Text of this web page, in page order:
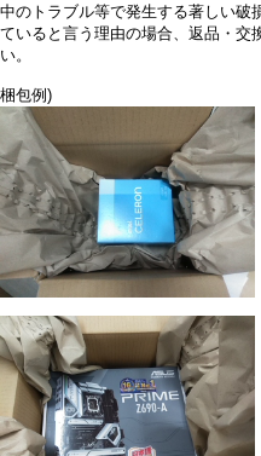
中のトラブル等で発生する著しい破
ていると言う理由の場合、返品・交
い。
梱包例)